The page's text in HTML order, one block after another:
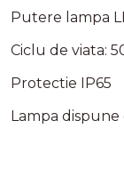
Putere lampa
Ciclu de viata:
Protectie IP65
Lampa